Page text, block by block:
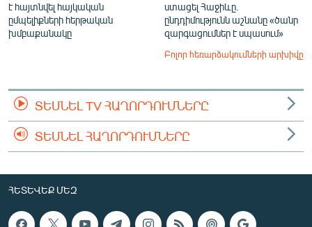
է հայտնվել հայկական
ըմպելիքների հերթական
խմբաքանակը
ստացել Հաջիևը.
ընդդիմությունն աշնանը «ծանր
զարգացումներ է սպասում»
Բոլոր հեռարձակումների արխիվը
ՏԵՍՆԵԼ TV ՀԱՂՈՐԴՈՒՄՆԵՐԸ
ՏԵՍՆԵԼ ՀԱՂՈՐԴՈՒՄՆԵՐԸ
ՀԵՏԵՎԵՔ ՄԵԶ